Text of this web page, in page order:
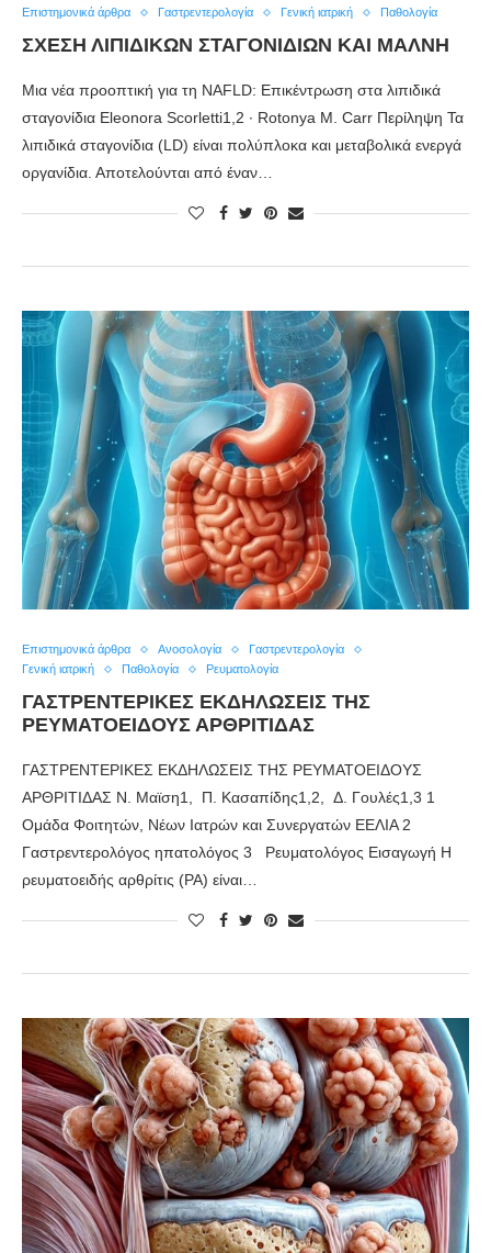
Επιστημονικά άρθρα Γαστρεντερολογία Γενική ιατρική Παθολογία
ΣΧΕΣΗ ΛΙΠΙΔΙΚΩΝ ΣΤΑΓΟΝΙΔΙΩΝ ΚΑΙ ΜΑΛΝΗ
Μια νέα προοπτική για τη NAFLD: Επικέντρωση στα λιπιδικά
σταγονίδια Eleonora Scorletti1,2 ∙ Rotonya M. Carr Περίληψη Τα
λιπιδικά σταγονίδια (LD) είναι πολύπλοκα και μεταβολικά ενεργά
οργανίδια. Αποτελούνται από έναν…
Επιστημονικά άρθρα Ανοσολογία
Γαστρεντερολογία
Γενική ιατρική
Παθολογία Ρευματολογία
ΓΑΣΤΡΕΝΤΕΡΙΚΕΣ ΕΚΔΗΛΩΣΕΙΣ ΤΗΣ
ΡΕΥΜΑΤΟΕΙΔΟΥΣ ΑΡΘΡΙΤΙΔΑΣ
ΓΑΣΤΡΕΝΤΕΡΙΚΕΣ ΕΚΔΗΛΩΣΕΙΣ ΤΗΣ ΡΕΥΜΑΤΟΕΙΔΟΥΣ
ΑΡΘΡΙΤΙΔΑΣ Ν. Μαϊση1, Π. Κασαπίδης1,2, Δ. Γουλές1,3 1
Ομάδα Φοιτητών, Νέων Ιατρών και Συνεργατών ΕΕΛΙΑ 2
Γαστρεντερολόγος ηπατολόγος 3 Ρευματολόγος Εισαγωγή Η
ρευματοειδής αρθρίτις (ΡΑ) είναι…